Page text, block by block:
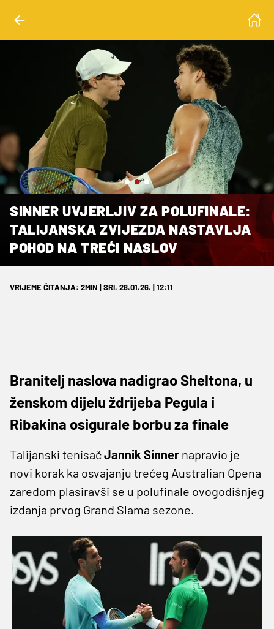
Su, Tingshu Wang
SINNER UVJERLJIV ZA POLUFINALE:
TALIJANSKA ZVIJEZDA NASTAVLJA
POHOD NA TREĆI NASLOV
VRIJEME ČITANJA: 2MIN | SRI. 28.01.26. | 12:11
Branitelj naslova nadigrao Sheltona, u
ženskom dijelu ždrijeba Pegula i
Ribakina osigurale borbu za finale
Talijanski tenisačJannik Sinner napravio je
novi korak ka osvajanju trećeg Australian Opena
zaredom plasiravši se u polufinale ovogodišnjeg
izdanja prvog Grand Slama sezone.